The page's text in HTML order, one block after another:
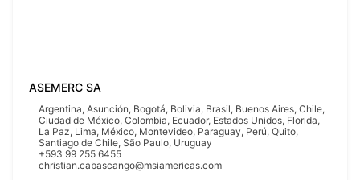
ASEMERC SA
Argentina, Asunción, Bogotá, Bolivia, Brasil, Buenos Aires, Chile,
Ciudad de México, Colombia, Ecuador, Estados Unidos, Florida,
La Paz, Lima, México, Montevideo, Paraguay, Perú, Quito,
Santiago de Chile, São Paulo, Uruguay
+593 99 255 6455
christian.cabascango@msiamericas.com